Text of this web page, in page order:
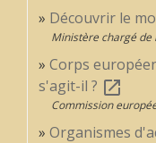
Découvrir le
Ministère chargé de
Corps
s'agit-il ? open_in_new
Commission
Organismes